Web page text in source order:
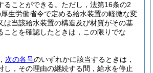
ことができる。 ただし，法第16条の2
生労働省令で定める給水装置の軽微な変
は当該給水装置の構造及び材質がその基
ことを確認したときは，この限りでな
次の各号のいずれかに該当するときは，
し，その理由の継続する間，給水を停止